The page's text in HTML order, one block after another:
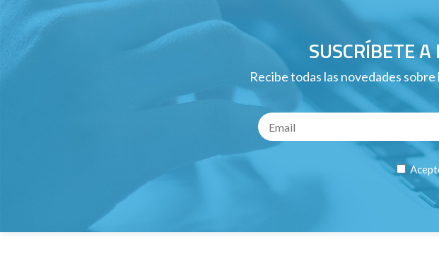
SUSCRÍBETE
Recibe todas las novedades